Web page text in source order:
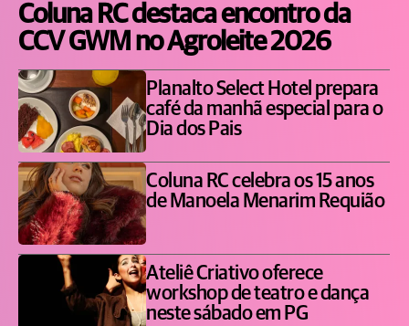
Coluna RC destaca encontro da
CCV GWM no Agroleite 2026
Planalto Select Hotel prepara
café da manhã especial para o
Dia dos Pais
Coluna RC celebra os 15 anos
de Manoela Menarim Requião
Ateliê Criativo oferece
workshop de teatro e dança
neste sábado em PG